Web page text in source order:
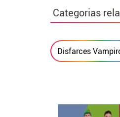
Categorias
Disfarces